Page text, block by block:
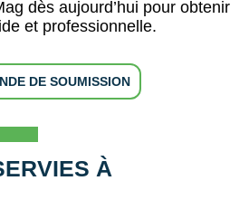
dès aujourd’hui pour obtenir
et professionnelle.
DE SOUMISSION
À